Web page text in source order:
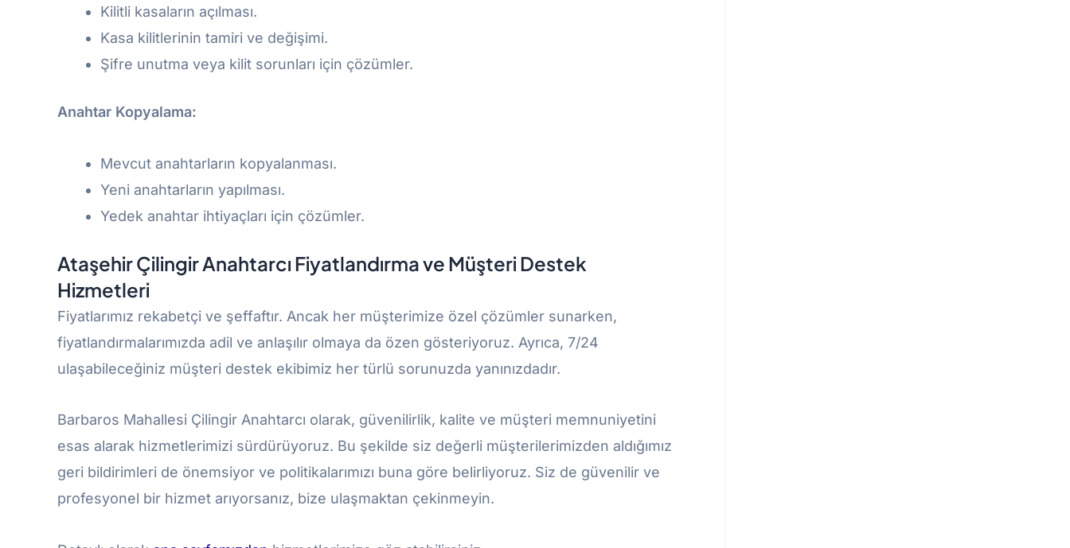
Kilitli kasaların açılması.
Kasa kilitlerinin tamiri ve değişimi.
Şifre unutma veya kilit sorunları için çözümler.
Anahtar Kopyalama:
Mevcut anahtarların kopyalanması.
Yeni anahtarların yapılması.
Yedek anahtar ihtiyaçları için çözümler.
Ataşehir Çilingir Anahtarcı Fiyatlandırma ve Müşteri Destek
Hizmetleri
Fiyatlarımız rekabetçi ve şeffaftır. Ancak her müşterimize özel çözümler sunarken,
fiyatlandırmalarımızda adil ve anlaşılır olmaya da özen gösteriyoruz. Ayrıca, 7/24
ulaşabileceğiniz müşteri destek ekibimiz her türlü sorunuzda yanınızdadır.
Barbaros Mahallesi Çilingir Anahtarcı olarak, güvenilirlik, kalite ve müşteri memnuniyetini
esas alarak hizmetlerimizi sürdürüyoruz. Bu şekilde siz değerli müşterilerimizden aldığımız
geri bildirimleri de önemsiyor ve politikalarımızı buna göre belirliyoruz. Siz de güvenilir ve
profesyonel bir hizmet arıyorsanız, bize ulaşmaktan çekinmeyin.